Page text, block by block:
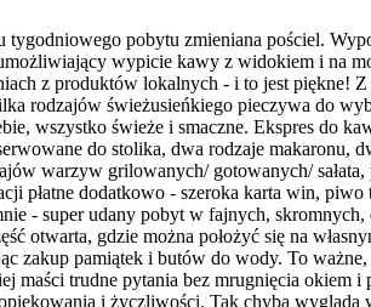
pobytu zmieniana pościel.
wypicie kawy z widokiem i na
z produktów lokalnych - i to jest piękne!
rodzajów świeżusieńkiego pieczywa do
wszystko świeże i smaczne. Ekspres do
do stolika, dwa rodzaje makaronu,
warzyw grilowanych/ gotowanych/
płatne dodatkowo - szeroka karta win,
- super udany pobyt w fajnych,
otwarta, gdzie można położyć się na
zakup pamiątek i butów do wody. To ważne,
maści trudne pytania bez mrugnięcia okiem
i życzliwości. Tak chyba wygląda